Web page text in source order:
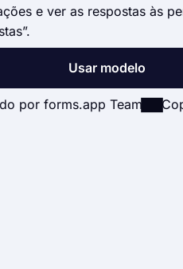
e ver as respostas às
Usar modelo
por forms.app Team